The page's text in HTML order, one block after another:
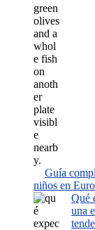
Guía
niños en
Qué
una